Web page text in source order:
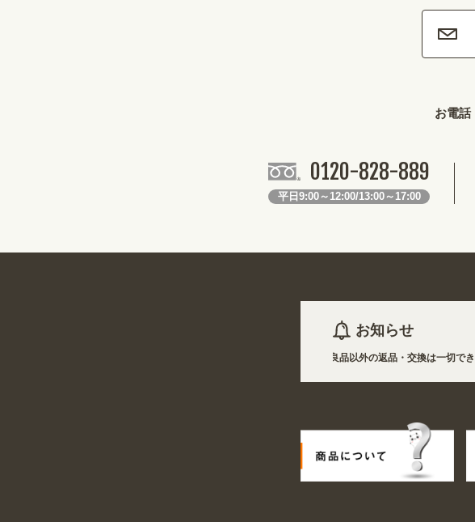
お電話
0120-828-889
平日9:00～12:00/13:00～17:00
お知らせ
品は一部(ポール・注水台など)を除き受注生産となります。不良品以外の返品・交換は一切できません